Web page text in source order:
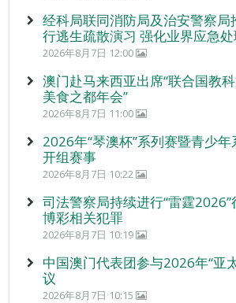
经科局联同消防局及治安警察局
行逃生疏散演习 强化业界应急
2026年8月7日 12:00
澳门赴马来西亚出席“联合国教
美食之都年会”
2026年8月7日 11:00
2026年“琴澳杯”系列赛暨青少
开组赛事
2026年8月7日 10:22
司法警察局持续进行“雷霆
博彩相关犯罪
2026年8月7日 10:19
中国澳门代表团参与2026年“亚
议
2026年8月7日 10:15